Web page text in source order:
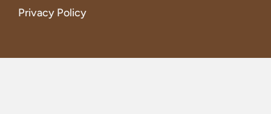
Privacy Policy